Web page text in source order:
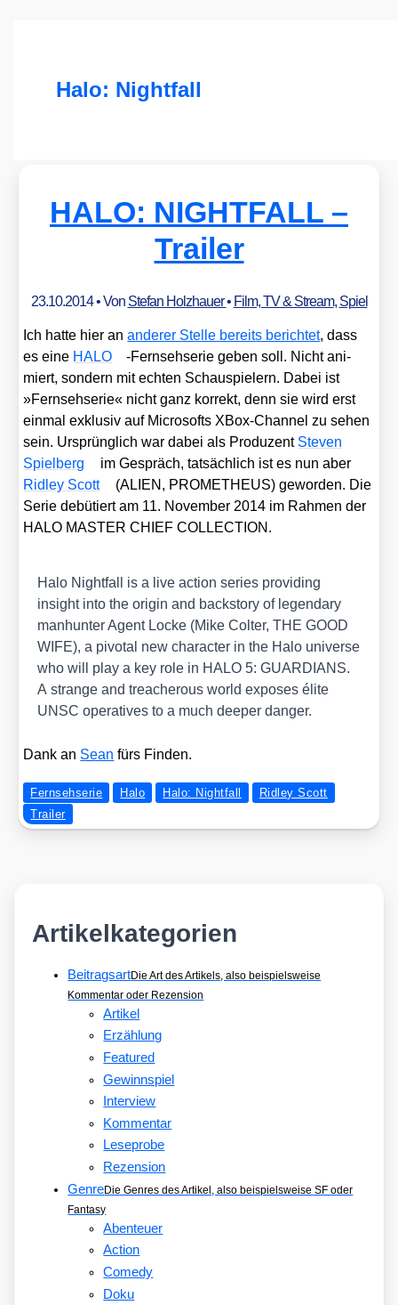
Halo: Nightfall
HALO: NIGHTFALL –
Trailer
23.10.2014• Von Stefan Holzhauer• Film, TV & Stream, Spiel
Ich hat­te hier anande­rer Stel­le bereits berich­tet, dass
es eine HALO
-Fern­seh­se­rie geben soll. Nicht ani­
miert, son­dern mit ech­ten Schau­spie­lern. Dabei ist
»Fern­seh­se­rie« nicht ganz kor­rekt, denn sie wird erst
ein­mal exklu­siv auf Micro­softs XBox-Chan­nel zu sehen
sein. Ursprüng­lich war dabei als Pro­du­zent Ste­ven
Spiel­berg
im Gespräch, tat­säch­lich ist es nun aber
Rid­ley Scott
(ALIEN, PROMETHEUS) gewor­den. Die
Serie debü­tiert am 11. Novem­ber 2014 im Rah­men der
HALO MASTER CHIEF COLLECTION.
Halo Night­fall is a live action series pro­vi­ding
insight into the ori­gin and back­story of legen­da­ry
manhun­ter Agent Locke (Mike Col­ter, THE GOOD
WIFE), a pivo­tal new cha­rac­ter in the Halo uni­ver­se
who will play a key role in HALO 5: GUARDIANS.
A stran­ge and tre­ache­rous world expo­ses éli­te
UNSC ope­ra­ti­ves to a much deeper dan­ger.
Dank an Sean fürs Fin­den.
Fernsehserie Halo Halo: Nightfall
Ridley Scott
Trailer
Artikelkategorien
BeitragsartDie Art des Artikels, also beispielsweise
Kommentar oder Rezension
Artikel
Erzählung
Featured
Gewinnspiel
Interview
Kommentar
Leseprobe
Rezension
GenreDie Genres des Artikel, also beispielsweise SF oder
Fantasy
Abenteuer
Action
Comedy
Doku